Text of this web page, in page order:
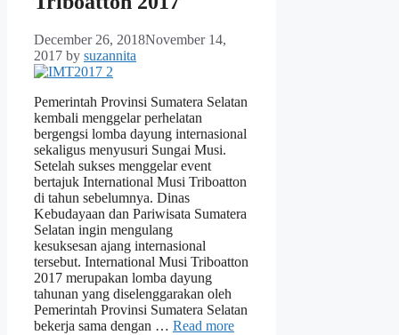
December 26, 2018November 14,
2017 by suzannita
Pemerintah Provinsi Sumatera Selatan
kembali menggelar perhelatan
bergengsi lomba dayung internasional
sekaligus menyusuri Sungai Musi.
Setelah sukses menggelar event
bertajuk International Musi Triboatton
di tahun sebelumnya. Dinas
Kebudayaan dan Pariwisata Sumatera
Selatan ingin mengulang
kesuksesan ajang internasional
tersebut. International Musi Triboatton
2017 merupakan lomba dayung
tahunan yang diselenggarakan oleh
Pemerintah Provinsi Sumatera Selatan
bekerja sama dengan … Read more